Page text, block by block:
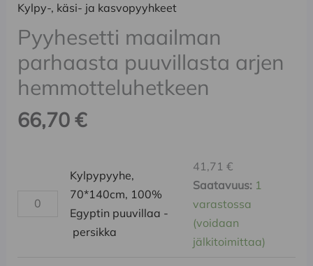
Kylpy-, käsi- ja kasvopyyhkeet
Pyyhesetti maailman
parhaasta puuvillasta arjen
hemmotteluhetkeen
66,70€
Egyptin
puuvillaa
määrä
Kylpypyyhe,
70*140cm, 100%
Egyptin puuvillaa -
persikka
41,71 €
Saatavuus: 1
varastossa
(voidaan
jälkitoimittaa)
egyptin
puuvillaa
määrä